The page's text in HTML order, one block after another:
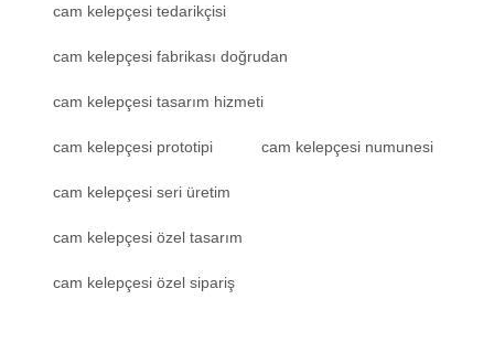
cam kelepçesi tedarikçisi
cam kelepçesi fabrikası doğrudan
cam kelepçesi tasarım hizmeti
cam kelepçesi prototipi cam kelepçesi numunesi
cam kelepçesi seri üretim
cam kelepçesi özel tasarım
cam kelepçesi özel sipariş